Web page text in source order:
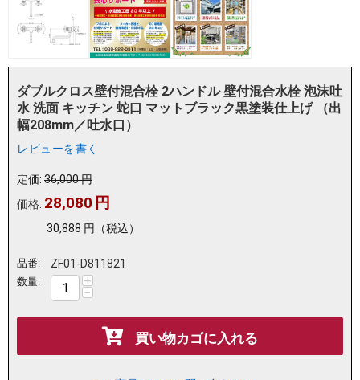
ダブルクロス壁付混合栓 2ハンドル 壁付混合水栓 泡沫吐
水 洗面 キッチン 蛇口 マットブラック黒塗装仕上げ （出
幅208mm／吐水口）
レビューを書く
定価: 36,000円
価格: 28,080 円
30,888 円 （税込）
品番: ZF01-D811821
数量: +
−
買い物カゴに入れる